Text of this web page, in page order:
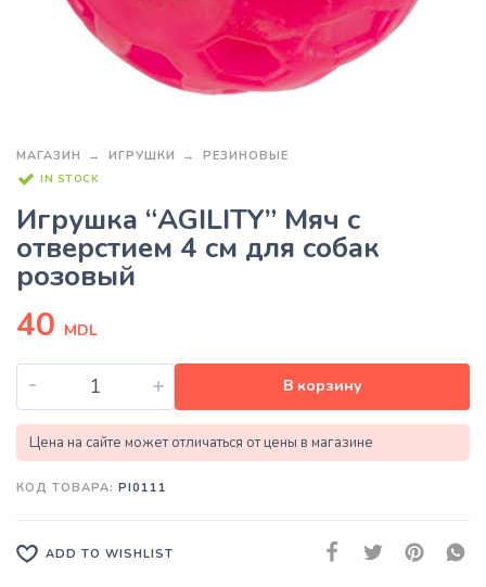
МАГАЗИН ИГРУШКИ РЕЗИНОВЫЕ
IN STOCK
Игрушка “AGILITY” Мяч с
отверстием 4 см для собак
розовый
40 MDL
- + В корзину
Цена на сайте может отличаться от цены в магазине
КОД ТОВАРА: PI0111
ADD TO WISHLIST